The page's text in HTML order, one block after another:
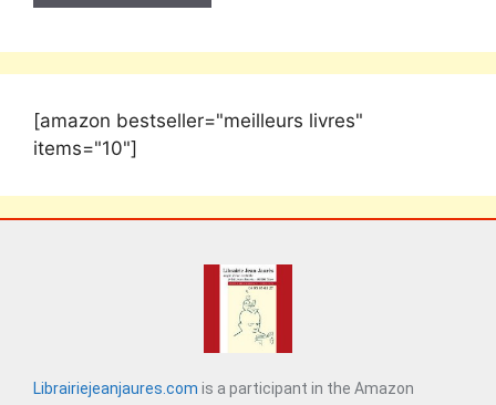
[amazon bestseller="meilleurs livres"
items="10"]
Librairiejeanjaures.com is a participant in the Amazon